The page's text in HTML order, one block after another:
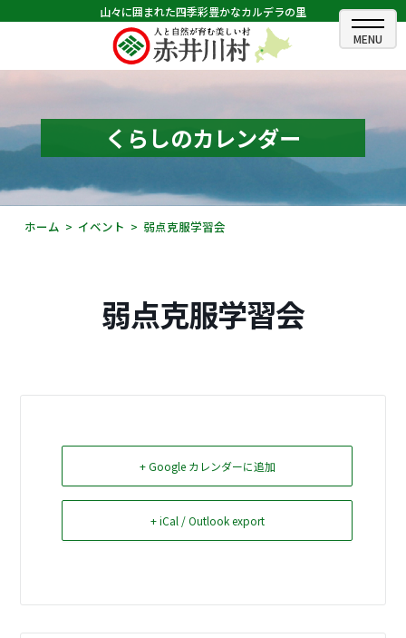
山々に囲まれた四季彩豊かなカルデラの里
ホーム
むらのできごと
むらのプロフィール
くらしの情報
観光・イベント情報
Select Language▼
くらしのカレンダー
ホーム イベント 弱点克服学習会
弱点克服学習会
+ Google カレンダーに追加
+ iCal / Outlook export